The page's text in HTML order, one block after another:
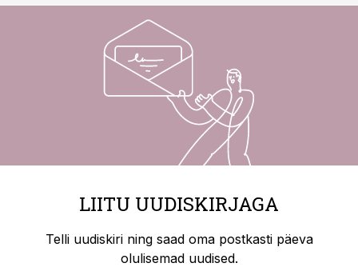
LIITU UUDISKIRJAGA
Telli uudiskiri ning saad oma postkasti päeva
olulisemad uudised.